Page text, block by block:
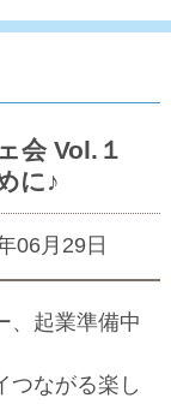
会 Vol.１
に♪
06月29日
、起業準備中
つながる楽し